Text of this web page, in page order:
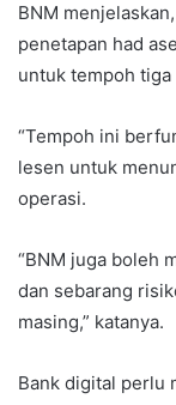
BNM
penetapan had
untuk tempoh
“Tempoh ini
lesen untuk
operasi.
“BNM juga boleh
dan sebarang
masing,” katanya.
Bank digital perlu